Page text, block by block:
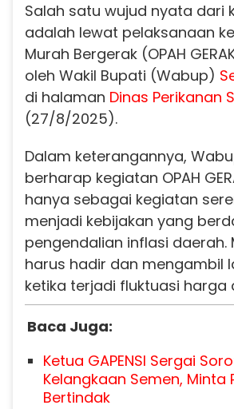
Salah satu wujud nyata dari
adalah lewat pelaksanaan
Murah Bergerak (OPAH
oleh Wakil Bupati (Wabup)
di halaman Dinas Perikanan
(27/8/2025).
Dalam keterangannya,
berharap kegiatan OPAH
hanya sebagai kegiatan
menjadi kebijakan yang
pengendalian inflasi
harus hadir dan mengambil
ketika terjadi fluktuasi harga
Baca Juga:
Ketua GAPENSI Sergai
Kelangkaan Semen, Minta
Bertindak